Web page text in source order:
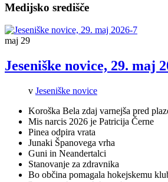
Medijsko središče
maj 29
Jeseniške novice, 29. maj
v Jeseniške novice
Koroška Bela zdaj varnejša pred
Mis narcis 2026 je Patricija Černe
Pinea odpira vrata
Junaki Španovega vrha
Guni in Neandertalci
Stanovanje za zdravnika
Bo občina pomagala hokejskemu